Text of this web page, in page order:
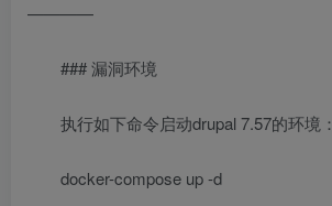
————
### 漏洞环境
执行如下命令启动drupal 7.57的环境：
docker-compose up -d